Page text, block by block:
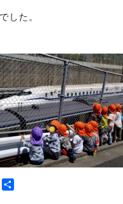
した。
Pinterest